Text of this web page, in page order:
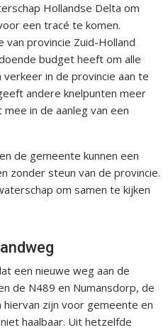
Hollandse Delta om
een tracé te komen.
provincie Zuid-Holland
budget heeft om alle
in de provincie aan te
andere knelpunten meer
in de aanleg van een
de gemeente kunnen een
zonder steun van de provincie.
om samen te kijken
een nieuwe weg aan de
de N489 en Numansdorp, de
zijn voor gemeente en
haalbaar. Uit hetzelfde